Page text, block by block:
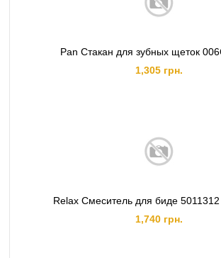
Pan Стакан для зубных щеток
1,305 грн.
Relax Смеситель для биде
1,740 грн.